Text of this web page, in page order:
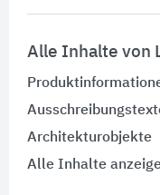
Alle Inhalte von
Architekturobjekte
Alle Inhalte